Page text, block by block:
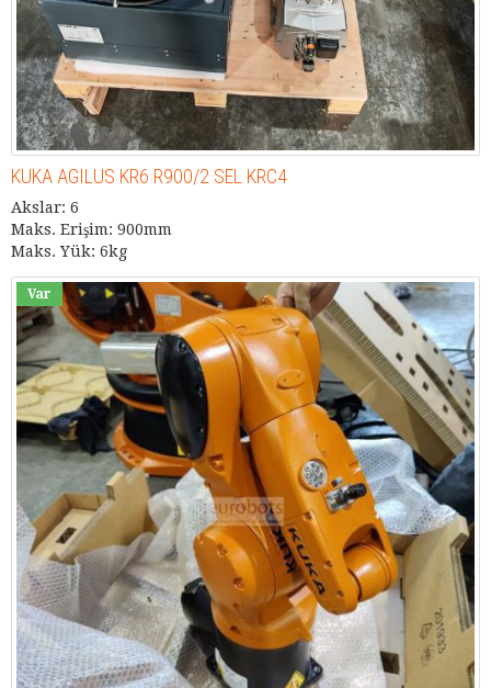
KUKA AGILUS KR6 R900/2 SEL KRC4
Akslar: 6
Maks. Erişim: 900mm
Maks. Yük: 6kg
Var